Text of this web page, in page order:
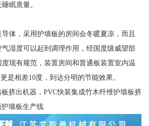
眠质量。
体，采用护墙板的房间会冬暖夏凉，而且
湿度可以起到调理作用，经国度级威望部
现有规范，装置房间和普通板装置室内温
是相差10度，到达分明的节能效果。
挤出机器，PVC快装集成竹木纤维护墙板挤
墙板生产线